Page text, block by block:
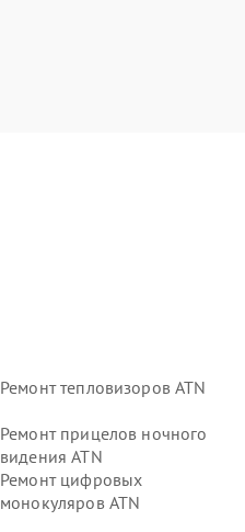
Ремонт тепловизоров ATN
Ремонт прицелов ночного
видения ATN
Ремонт цифровых
монокуляров ATN